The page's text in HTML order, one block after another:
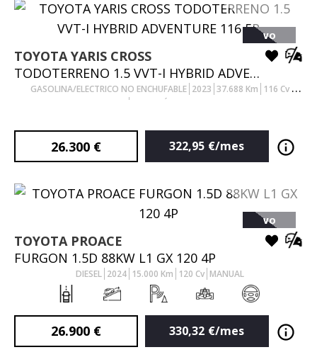
VO
TOYOTAYARIS CROSS
TODOTERRENO 1.5 VVT-I HYBRID ADVENTURE 116 5P
GASOLINA/ELECTRICO NO ENCHUFABLE 2023 37.688 Km 116 Cv
AUTOMÁTICO
26.300 € 322,95 €/mes
VO
TOYOTA PROACE
FURGON 1.5D 88KW L1 GX 120 4P
DIESEL 2024 15.000 Km 120 Cv MANUAL
26.900 € 330,32 €/mes